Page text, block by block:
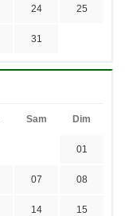
24 25
31
Sam Dim
01
07 08
14 15